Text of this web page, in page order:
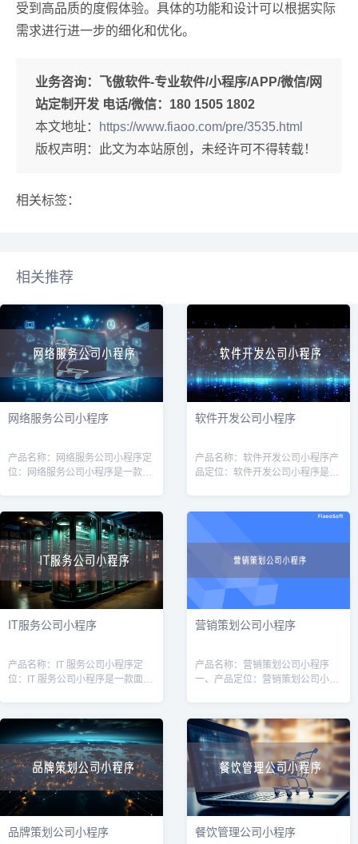
受到高品质的度假体验。具体的功能和设计可以根据实际
需求进行进一步的细化和优化。
业务咨询： 飞傲软件-专业软件/小程序/APP/微信/网
站定制开发 电话/微信：180 1505 1802
本文地址：
https://www.fiaoo.com/pre/3535.html
版权声明：此文为本站原创，未经许可不得转载！
相关标签：
相关推荐
网络服务公司小程序
产品名称：网络服务公司小程序定
位：网络服务公司小程序是一款针
工具，旨在帮助公司提高效率、增
强客户体验
软件开发公司小程序
产品名称：软件开发公司小程序产
品定位：软件开发公司小程序是一
效率和客户管理能力。通过该小程
IT服务公司小程序
产品名称：IT 服务公司小程序定
位：IT 服务公司小程序是一款面向
案。通过该小程序，用户可以方便
快
营销策划公司小程序
产品名称：营销策划公司小程序
一、产品定位：营销策划公司小程
升业务效率和服务质量。通过该小
程序，用户可
品牌策划公司小程序 餐饮管理公司小程序